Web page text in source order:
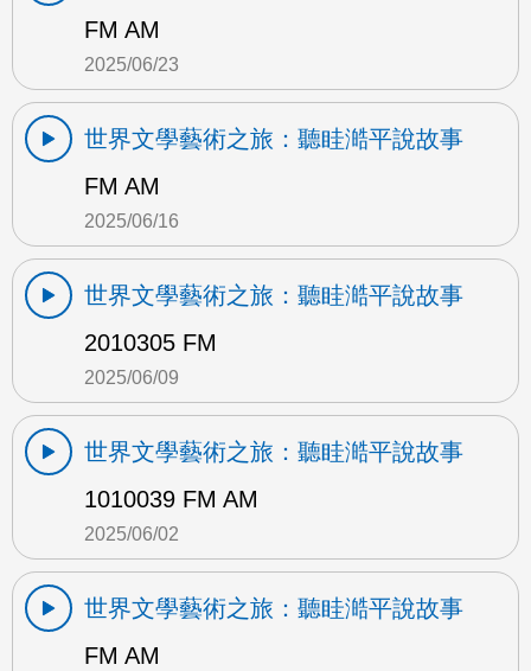
FM AM
2025/06/23
世界文學藝術之旅：聽眭澔平說故事
FM AM
2025/06/16
世界文學藝術之旅：聽眭澔平說故事
2010305 FM
2025/06/09
世界文學藝術之旅：聽眭澔平說故事
1010039 FM AM
2025/06/02
世界文學藝術之旅：聽眭澔平說故事
FM AM